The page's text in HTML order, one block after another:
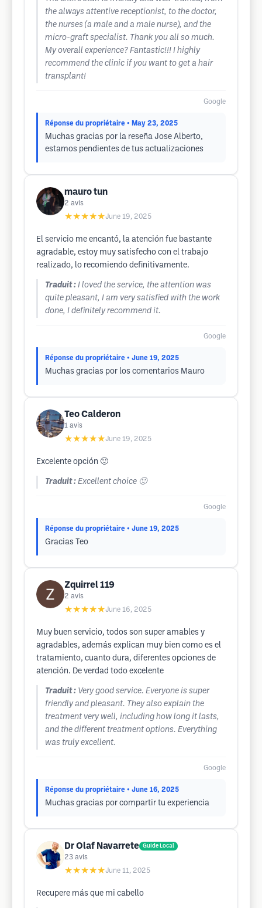
the always attentive receptionist, to the doctor,
the nurses (a male and a male nurse), and the
micro-graft specialist. Thank you all so much.
My overall experience? Fantastic!!! I highly
recommend the clinic if you want to get a hair
transplant!
Google
Réponse du propriétaire • May 23, 2025
Muchas gracias por la reseña Jose Alberto,
estamos pendientes de tus actualizaciones
mauro tun
2 avis
★★★★★June 19, 2025
El servicio me encantó, la atención fue bastante
agradable, estoy muy satisfecho con el trabajo
realizado, lo recomiendo definitivamente.
Traduit : I loved the service, the attention was
quite pleasant, I am very satisfied with the work
done, I definitely recommend it.
Google
Réponse du propriétaire • June 19, 2025
Muchas gracias por los comentarios Mauro
Teo Calderon
1 avis
★★★★★June 19, 2025
Excelente opción 🙂
Traduit : Excellent choice 🙂
Google
Réponse du propriétaire • June 19, 2025
Gracias Teo
Zquirrel 119
2 avis
★★★★★June 16, 2025
Muy buen servicio, todos son super amables y
agradables, además explican muy bien como es el
tratamiento, cuanto dura, diferentes opciones de
atención. De verdad todo excelente
Traduit : Very good service. Everyone is super
friendly and pleasant. They also explain the
treatment very well, including how long it lasts,
and the different treatment options. Everything
was truly excellent.
Google
Réponse du propriétaire • June 16, 2025
Muchas gracias por compartir tu experiencia
Dr Olaf Navarrete Guide Local
23 avis
★★★★★June 11, 2025
Recupere más que mi cabello